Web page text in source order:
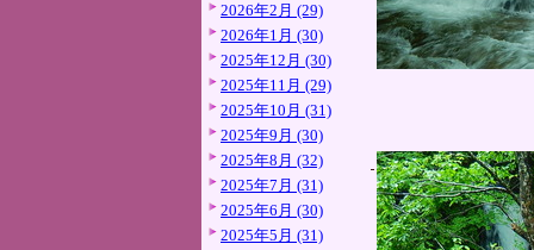
2026年2月 (29)
2026年1月 (30)
2025年12月 (30)
2025年11月 (29)
2025年10月 (31)
2025年9月 (30)
2025年8月 (32)
2025年7月 (31)
2025年6月 (30)
2025年5月 (31)